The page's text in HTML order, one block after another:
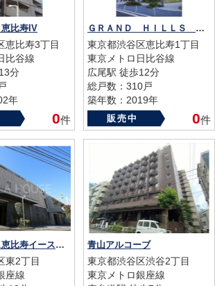
比寿IV
恵比寿3丁目
比谷線
分
年
0件
ＧＲＡＮＤ ＨＩＬＬＳ ＥＤＩＳＵ
東京都渋谷区恵比寿1丁目
東京メトロ日比谷線
広尾駅 徒歩12分
総戸数：310戸
築年数：2019年
販売中 0件
パークハウス恵比寿イーストヒル
東2丁目
座線
青山アルコーブ
東京都渋谷区渋谷2丁目
東京メトロ銀座線